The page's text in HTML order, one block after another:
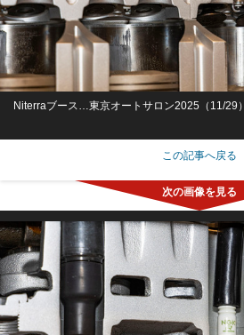
Niterraブース…東京オートサロン2025（11/29）
この記事へ戻る